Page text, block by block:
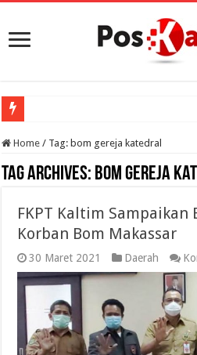
Home / Tag: bom gereja katedral
Tag Archives: bom gereja
FKPT Kaltim Sampaikan
Korban Bom Makassar
30 Maret 2021 Daerah